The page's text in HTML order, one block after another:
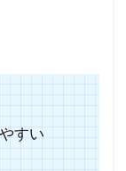
すい